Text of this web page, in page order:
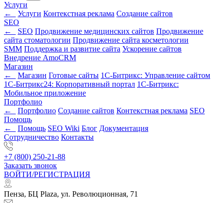
Услуги
←
Услуги Контекстная реклама Создание сайтов
SEO
←
SEO Продвижение медицинских сайтов Продвижение
сайта стоматологии Продвижение сайта косметологии
SMM Поддержка и развитие сайта Ускорение сайтов
Внедрение AmoCRM
Магазин
←
Магазин Готовые сайты 1С-Битрикс: Управление сайтом
1С-Битрикс24: Корпоративный портал 1С-Битрикс:
Мобильное приложение
Портфолио
←
Портфолио Создание сайтов Контекстная реклама SEO
Помощь
←
Помощь SEO Wiki Блог Документация
Сотрудничество Контакты
+7 (800) 250-21-88
Заказать звонок
ВОЙТИ/РЕГИСТРАЦИЯ
Пенза, БЦ Plaza, ул. Революционная, 71